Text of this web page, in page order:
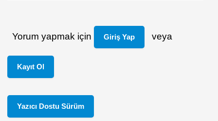
Yorum yapmak için Giriş Yap veya
Kayıt Ol
Yazıcı Dostu Sürüm